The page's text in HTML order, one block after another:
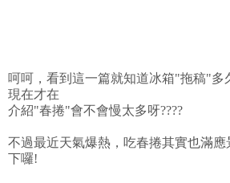
呵呵，看到這一篇就知道冰箱"拖稿"多
現在才在
介紹"春捲"會不會慢太多呀????
不過最近天氣爆熱，吃春捲其實也滿
下囉!